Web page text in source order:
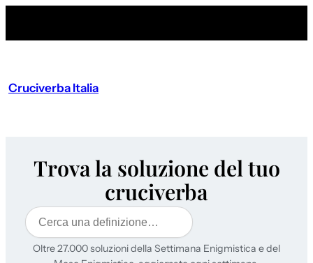
Cruciverba Italia
Trova la soluzione del tuo
cruciverba
Cerca
Oltre 27.000 soluzioni della Settimana Enigmistica e del